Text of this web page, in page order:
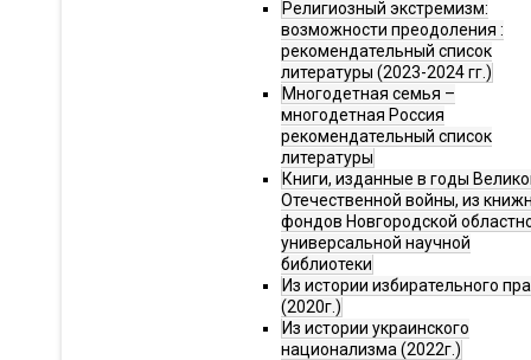
Религиозный экстремизм:
возможности преодоления :
рекомендательный список
литературы (2023-2024 гг.)
Многодетная семья –
многодетная Россия
рекомендательный список
литературы
Книги, изданные в годы
Отечественной войны, из
фондов Новгородской
универсальной научной
библиотеки
Из истории избирательного
(2020г.)
Из истории украинского
национализма (2022г.)